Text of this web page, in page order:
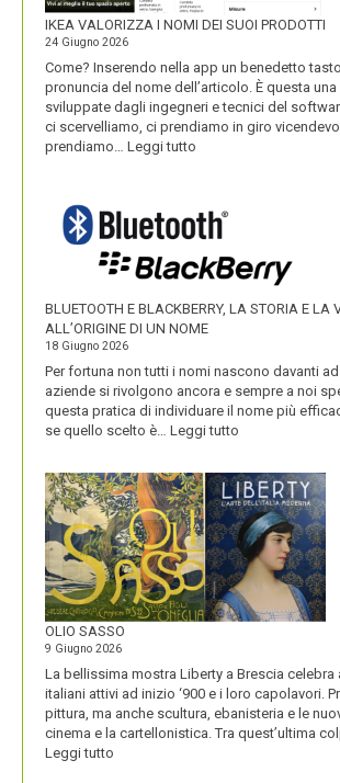
IKEA VALORIZZA I NOMI DEI SUOI PRODOTTI
24 Giugno 2026
Come? Inserendo nella app un benedetto
pronuncia del nome dell’articolo. È questa
sviluppate dagli ingegneri e tecnici del
ci scervelliamo, ci prendiamo in giro
prendiamo… Leggi tutto
NOMI
DEI
SUOI
PRODOTTI
BLUETOOTH E BLACKBERRY, LA STORIA E LA
ALL’ORIGINE DI UN NOME
18 Giugno 2026
Per fortuna non tutti i nomi nascono davanti
aziende si rivolgono ancora e sempre a noi
questa pratica di individuare il nome più
se quello scelto è… Leggi tutto
BLACKBERRY,
LA
STORIA
E
LA
VISIONE
ALL’ORIGINE
DI
NOME
OLIO SASSO
9 Giugno 2026
La bellissima mostra Liberty a Brescia celebra
italiani attivi ad inizio ‘900 e i loro capolavori.
pittura, ma anche scultura, ebanisteria e le
cinema e la cartellonistica. Tra quest’ultima
Leggi tutto